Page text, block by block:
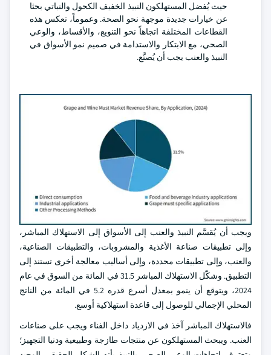
حيث يُفضل المستهلكون النبيذ الخفيف الكحول والنباتي بحثا
عن خيارات جديدة موجهة نحو الصحة. وعموماً، تعكس هذه
القطاعات المختلفة اتجاهاً نحو التنويع، والأقساط، والوعي
الصحي، مع الابتكار والاستدامة في صميم نمو الأسواق في
النبيذ والعنب يجب أن يُصنَّع.
ويجب أن يُقسَّم النبيذ والعنب إلى الأسواق إلى الاستهلاك المباشر،
وإلى تطبيقات صناعة الأغذية والمشروبات، والتطبيقات الصناعية،
والعنب، وإلى تطبيقات محددة، وإلى أساليب معالجة أخرى تستند إلى
التطبيق. وشكّل الاستهلاك المباشر 31.5 في المائة من السوق في عام
2024، ويتوقع أن ينمو بمعدل أسرع قدره 5.2 في المائة من الناتج
المحلي الإجمالي للوصول إلى قاعدة استهلاكية أوسع.
فالاستهلاك المباشر آخذ في الازدياد داخل الفناء ويجب على صناعات
العنب. ويبحث المستهلكون عن منتجات طازجة وطبيعية ودنيا التجهيز؛